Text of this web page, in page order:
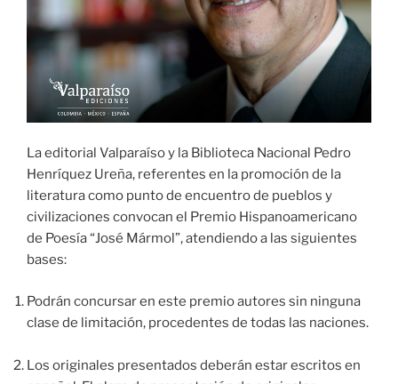
La editorial Valparaíso y la Biblioteca Nacional Pedro
Henríquez Ureña, referentes en la promoción de la
literatura como punto de encuentro de pueblos y
civilizaciones convocan el Premio Hispanoamericano
de Poesía “José Mármol”, atendiendo a las siguientes
bases:
Podrán concursar en este premio autores sin ninguna
clase de limitación, procedentes de todas las naciones.
Los originales presentados deberán estar escritos en